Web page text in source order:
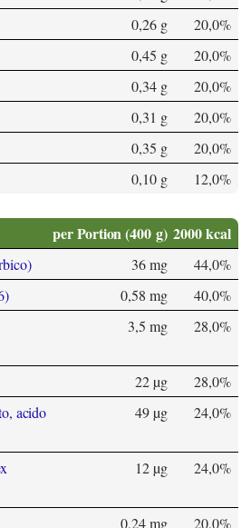
0,26 g
20,0%
0,45 g
20,0%
0,34 g
20,0%
0,31 g
20,0%
0,35 g
20,0%
0,10 g 12,0%
per Portion (400 g) 2000 kcal
36 mg
44,0%
0,58 mg
40,0%
3,5 mg 28,0%
22 µg
28,0%
acido
49 µg 24,0%
12 µg 24,0%
0,24 mg 20,0%